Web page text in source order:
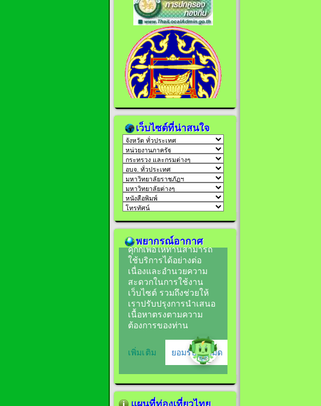
เว็บไซต์ที่น่าสนใจ
พยากรณ์อากาศ
แผนที่ท่องเที่ยวไทย